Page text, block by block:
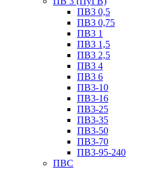
ПВ3 0,5
ПВ3 0,75
ПВ3 1
ПВ3 1,5
ПВ3 2,5
ПВ3 4
ПВ3 6
ПВ3-10
ПВ3-16
ПВ3-25
ПВ3-35
ПВ3-50
ПВ3-70
ПВ3-95-240
ПВС